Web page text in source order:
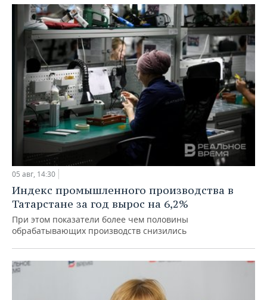
05 авг, 14:30
Индекс промышленного производства в
Татарстане за год вырос на 6,2%
При этом показатели более чем половины
обрабатывающих производств снизились